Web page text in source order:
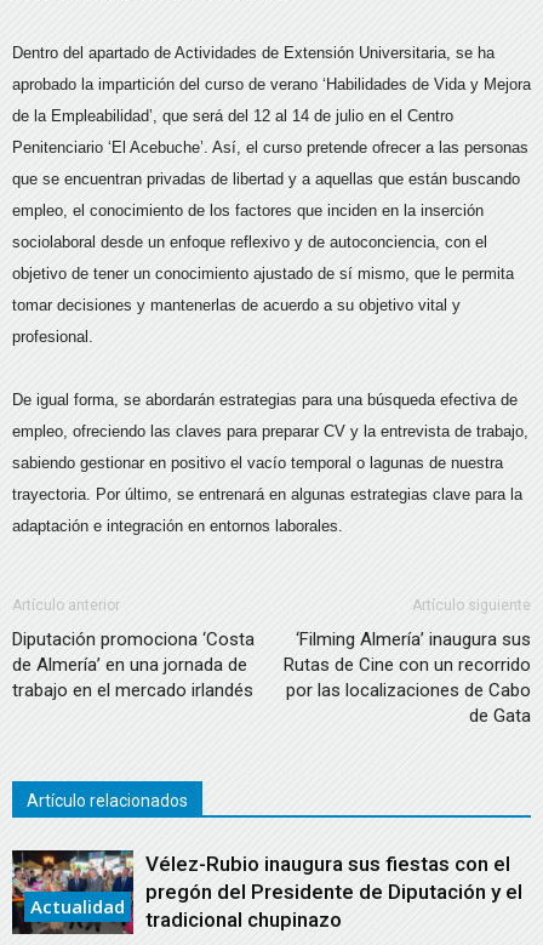
Dentro del apartado de Actividades de Extensión Universitaria, se ha
aprobado la impartición del curso de verano ‘Habilidades de Vida y Mejora
de la Empleabilidad’, que será del 12 al 14 de julio en el Centro
Penitenciario ‘El Acebuche’. Así, el curso pretende ofrecer a las personas
que se encuentran privadas de libertad y a aquellas que están buscando
empleo, el conocimiento de los factores que inciden en la inserción
sociolaboral desde un enfoque reflexivo y de autoconciencia, con el
objetivo de tener un conocimiento ajustado de sí mismo, que le permita
tomar decisiones y mantenerlas de acuerdo a su objetivo vital y
profesional.
De igual forma, se abordarán estrategias para una búsqueda efectiva de
empleo, ofreciendo las claves para preparar CV y la entrevista de trabajo,
sabiendo gestionar en positivo el vacío temporal o lagunas de nuestra
trayectoria. Por último, se entrenará en algunas estrategias clave para la
adaptación e integración en entornos laborales.
Artículo anterior
Diputación promociona ‘Costa
de Almería’ en una jornada de
trabajo en el mercado irlandés
Artículo siguiente
‘Filming Almería’ inaugura sus
Rutas de Cine con un recorrido
por las localizaciones de Cabo
de Gata
Artículo relacionados
Actualidad
Vélez-Rubio inaugura sus fiestas con el
pregón del Presidente de Diputación y el
tradicional chupinazo